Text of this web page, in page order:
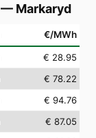
— Markaryd
€/MWh
€ 28.95
€ 78.22
€ 94.76
€ 87.05